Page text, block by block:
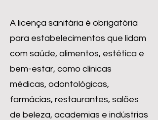
A licença sanitária é obrigatória
para estabelecimentos que lidam
com saúde, alimentos, estética e
bem-estar, como clínicas
médicas, odontológicas,
farmácias, restaurantes, salões
de beleza, academias e indústrias